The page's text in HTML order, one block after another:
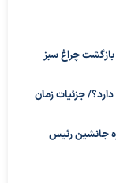
چراغ سبز
دارد؟/ جزئیات زمان
جانشین رئیس